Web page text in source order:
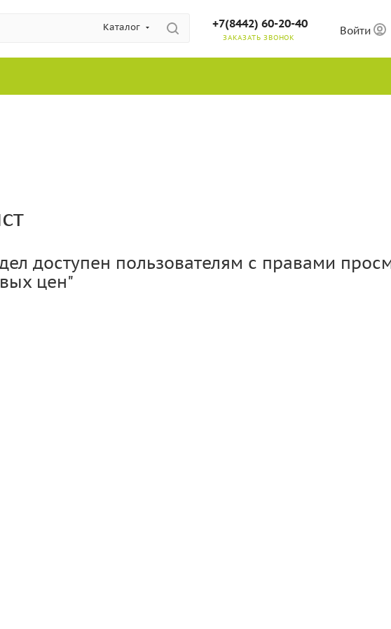
Каталог +7(8442) 60-20-40
ЗАКАЗАТЬ ЗВОНОК
Войти
доступен пользователям с правами
цен"